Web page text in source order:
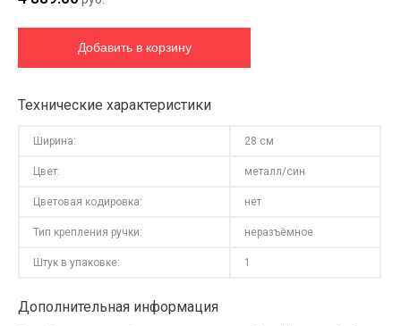
Технические характеристики
Ширина: 28 см
Цвет: металл/син
Цветовая кодировка: нет
Тип крепления ручки: неразъёмное
Штук в упаковке: 1
Дополнительная информация